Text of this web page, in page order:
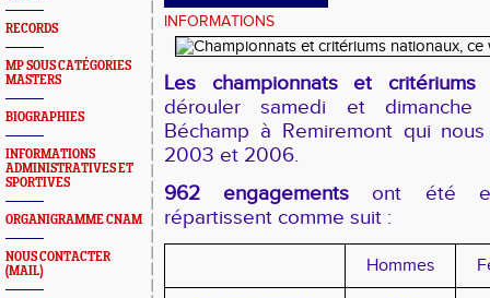
RECORDS
MP SOUS CATÉGORIES
MASTERS
BIOGRAPHIES
INFORMATIONS
ADMINISTRATIVES ET
SPORTIVES
ORGANIGRAMME CNAM
NOUS CONTACTER
(MAIL)
INFORMATIONS
Les championnats et critériums
dérouler samedi et
Béchamp à Remiremont qui
2003 et 2006.
962 engagements ont été
répartissent comme suit :
Hommes